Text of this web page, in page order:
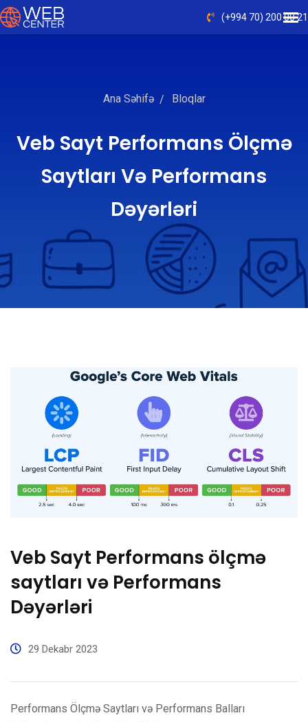
(+994 70) 200 00 21
Ana Səhifə Bloqlar
Veb Sayt Performans Ölçmə
Saytları Və Performans
Dəyərləri
Veb Sayt Performans ölçmə
saytları və Performans
Dəyərləri
29 Dekabr 2023
Performans Ölçmə Saytları və Performans Balları